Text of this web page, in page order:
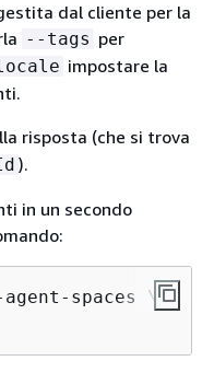
dal cliente per la
--tags per
impostare la
risposta (che si trova
).
in un secondo
spaces \